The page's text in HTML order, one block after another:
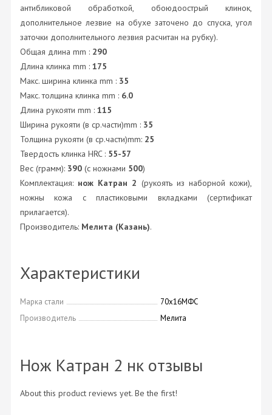
антибликовой обработкой, обоюдоострый клинок,
дополнительное лезвие на обухе заточено до спуска, угол
заточки дополнительного лезвия расчитан на рубку).
Общая длина mm : 290
Длина клинка mm : 175
Макс. ширина клинка mm : 35
Макс. толщина клинка mm : 6.0
Длина рукояти mm : 115
Ширина рукояти (в ср.части)mm : 35
Толщина рукояти (в ср.части)mm: 25
Твердость клинка HRC : 55-57
Вес (грамм): 390 (с ножнами 500)
Комплектация: нож Катран 2 (рукоять из наборной кожи),
ножны кожа с пластиковыми вкладками (сертификат
прилагается).
Производитель: Мелита (Казань).
Характеристики
Марка стали
70х16МФС
Производитель
Мелита
Нож Катран 2 нк отзывы
About this product reviews yet. Be the first!